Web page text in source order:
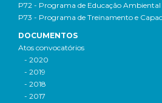
P72 - Programa de Educação Ambiental
P73 - Programa de Treinamento e
DOCUMENTOS
Atos convocatórios
- 2020
- 2019
- 2018
- 2017